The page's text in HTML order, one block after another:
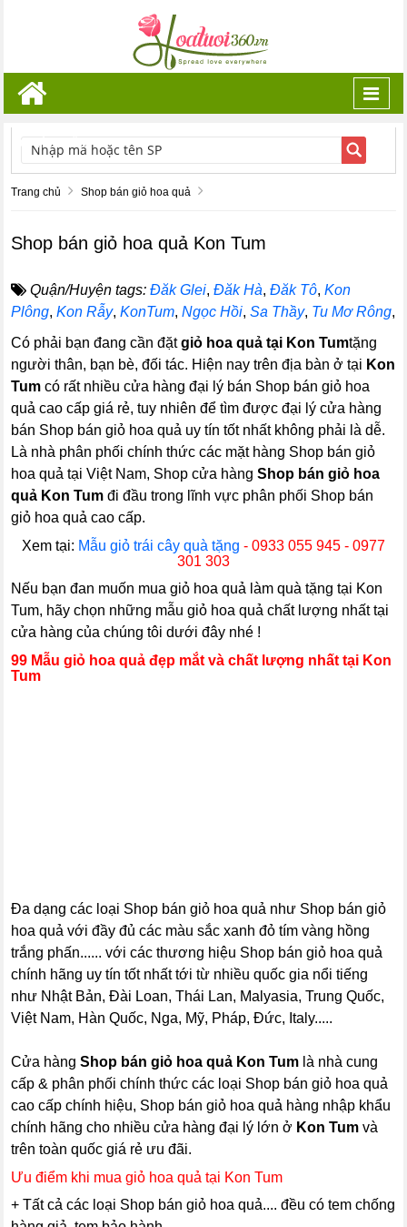
TÌM KIẾM
Trang chủ Shop bán giỏ hoa quả
Shop bán giỏ hoa quả Kon Tum
Quận/Huyện tags: Đăk Glei,Đăk Hà,Đăk Tô,Kon
Plông,Kon Rẫy,KonTum,Ngọc Hồi,Sa Thầy, Tu Mơ Rông,
Có phải bạn đang cần đặtgiỏ hoa quả tại Kon Tumtặng
người thân, bạn bè, đối tác. Hiện nay trên địa bàn ở tại Kon
Tum có rất nhiều cửa hàng đại lý bán Shop bán giỏ hoa
quả cao cấp giá rẻ, tuy nhiên để tìm được đại lý cửa hàng
bán Shop bán giỏ hoa quả uy tín tốt nhất không phải là dễ.
Là nhà phân phối chính thức các mặt hàng Shop bán giỏ
hoa quả tại Việt Nam, Shop cửa hàngShop bán giỏ hoa
quả Kon Tum đi đầu trong lĩnh vực phân phối Shop bán
giỏ hoa quả cao cấp.
Xem tại: Mẫu giỏ trái cây quà tặng - 0933 055 945 - 0977
301 303
Nếu bạn đan muốn mua giỏ hoa quả làm quà tặng tại Kon
Tum, hãy chọn những mẫu giỏ hoa quả chất lượng nhất tại
cửa hàng của chúng tôi dưới đây nhé !
99 Mẫu giỏ hoa quả đẹp mắt và chất lượng nhất tại Kon
Tum
Đa dạng các loại Shop bán giỏ hoa quả như Shop bán giỏ
hoa quả với đầy đủ các màu sắc xanh đỏ tím vàng hồng
trắng phấn...... với các thương hiệu Shop bán giỏ hoa quả
chính hãng uy tín tốt nhất tới từ nhiều quốc gia nổi tiếng
như Nhật Bản, Đài Loan, Thái Lan, Malyasia, Trung Quốc,
Việt Nam, Hàn Quốc, Nga, Mỹ, Pháp, Đức, Italy.....
Cửa hàngShop bán giỏ hoa quả Kon Tum là nhà cung
cấp & phân phối chính thức các loại Shop bán giỏ hoa quả
cao cấp chính hiệu, Shop bán giỏ hoa quả hàng nhập khẩu
chính hãng cho nhiều cửa hàng đại lý lớn ở Kon Tum và
trên toàn quốc giá rẻ ưu đãi.
Ưu điểm khi mua giỏ hoa quả tại Kon Tum
+ Tất cả các loại Shop bán giỏ hoa quả.... đều có tem chống